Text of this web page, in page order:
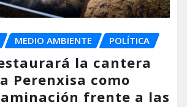
MEDIO AMBIENTE POLÍTICA
la cantera
Perenxisa como
frente a las